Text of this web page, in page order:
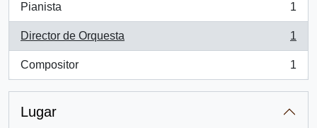
Pianista
, 1 resultados
1
Director de Orquesta
, 1 resultados
1
Compositor
, 1 resultados
1
Lugar